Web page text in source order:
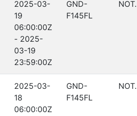
2025-03-
19
06:00:00Z
- 2025-
03-19
23:59:00Z
GND-
F145FL
2025-03-
18
06:00:00Z
GND-
F145FL